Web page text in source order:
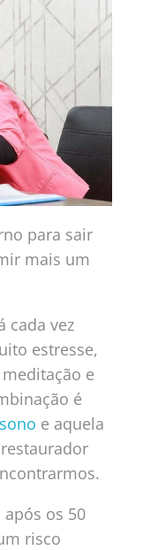
para sair
mais um
cada vez
estresse,
e
é
e aquela
os 50
risco